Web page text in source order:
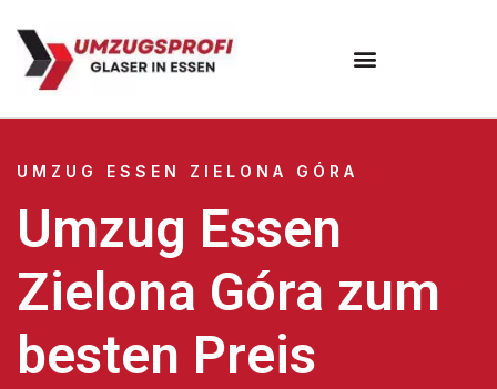
UMZUG ESSEN ZIELONA GÓRA
Umzug Essen
Zielona Góra zum
besten Preis